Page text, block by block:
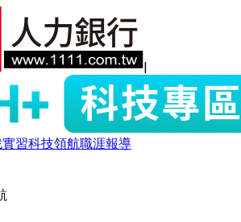
|
習科技領航職涯報導